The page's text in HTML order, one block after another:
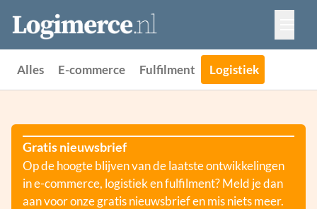
Vacatures
Events
Alles E-commerce Fulfilment Logistiek
Gratis nieuwsbrief
Op de hoogte blijven van de laatste ontwikkelingen
in e-commerce, logistiek en fulfilment? Meld je dan
aan voor onze gratis nieuwsbrief en mis niets meer.